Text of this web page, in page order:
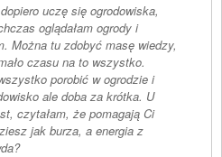
uczę się ogrodowiska,
oglądałam ogrody i
Można tu zdobyć masę wiedzy,
czasu na to wszystko.
porobić w ogrodzie i
ale doba za krótka. U
czytałam, że pomagają Ci
jak burza, a energia z